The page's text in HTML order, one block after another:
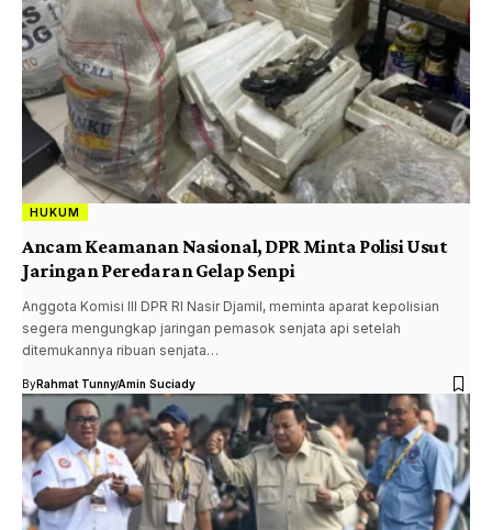
HUKUM
Ancam Keamanan Nasional, DPR Minta Polisi Usut
Jaringan Peredaran Gelap Senpi
Anggota Komisi III DPR RI Nasir Djamil, meminta aparat kepolisian
segera mengungkap jaringan pemasok senjata api setelah
ditemukannya ribuan senjata…
ByRahmat TunnyAmin Suciady